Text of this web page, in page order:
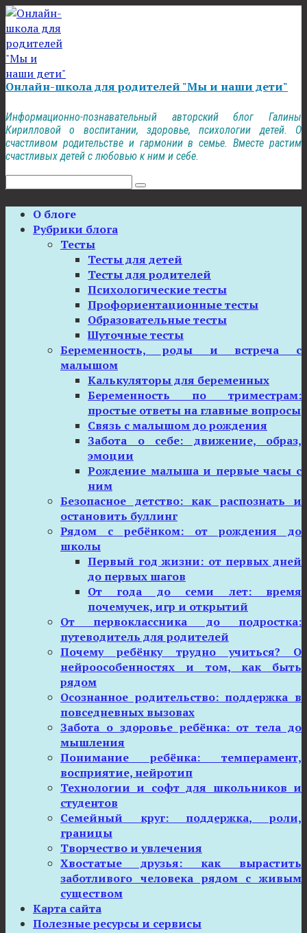
Перейти
к
контенту
Онлайн-школа для родителей "Мы и наши дети"
Информационно-познавательный авторский блог Галины
Кирилловой о воспитании, здоровье, психологии детей. О
счастливом родительстве и гармонии в семье. Вместе растим
счастливых детей с любовью к ним и себе.
Поиск:
О блоге
Рубрики блога
Тесты
Тесты для детей
Тесты для родителей
Психологические тесты
Профориентационные тесты
Образовательные тесты
Шуточные тесты
Беременность, роды и встреча с
малышом
Калькуляторы для беременных
Беременность по триместрам:
простые ответы на главные вопросы
Связь с малышом до рождения
Забота о себе: движение, образ,
эмоции
Рождение малыша и первые часы с
ним
Безопасное детство: как распознать и
остановить буллинг
Рядом с ребёнком: от рождения до
школы
Первый год жизни: от первых дней
до первых шагов
От года до семи лет: время
почемучек, игр и открытий
От первоклассника до подростка:
путеводитель для родителей
Почему ребёнку трудно учиться? О
нейроособенностях и том, как быть
рядом
Осознанное родительство: поддержка в
повседневных вызовах
Забота о здоровье ребёнка: от тела до
мышления
Понимание ребёнка: темперамент,
восприятие, нейротип
Технологии и софт для школьников и
студентов
Семейный круг: поддержка, роли,
границы
Творчество и увлечения
Хвостатые друзья: как вырастить
заботливого человека рядом с живым
существом
Карта сайта
Полезные ресурсы и сервисы